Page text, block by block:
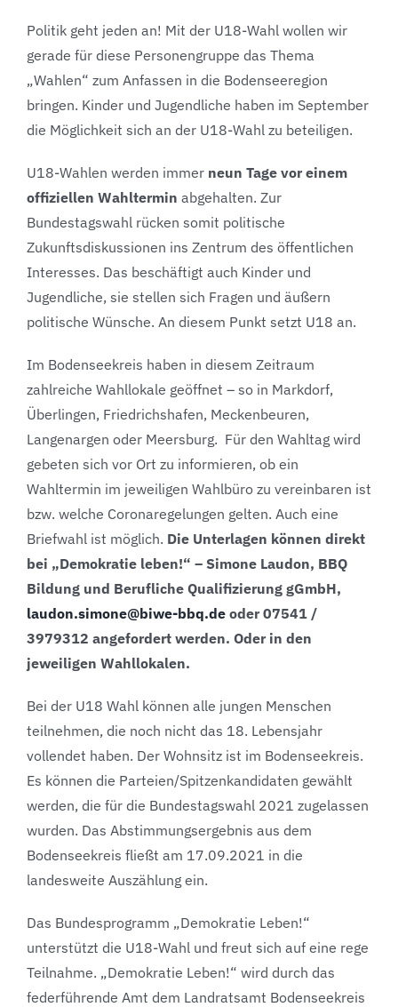
Politik geht jeden an! Mit der U18-Wahl wollen wir
gerade für diese Personengruppe das Thema
„Wahlen“ zum Anfassen in die Bodenseeregion
bringen. Kinder und Jugendliche haben im September
die Möglichkeit sich an der U18-Wahl zu beteiligen.
U18-Wahlen werden immer neun Tage vor einem
offiziellen Wahltermin abgehalten. Zur
Bundestagswahl rücken somit politische
Zukunftsdiskussionen ins Zentrum des öffentlichen
Interesses. Das beschäftigt auch Kinder und
Jugendliche, sie stellen sich Fragen und äußern
politische Wünsche. An diesem Punkt setzt U18 an.
Im Bodenseekreis haben in diesem Zeitraum
zahlreiche Wahllokale geöffnet – so in Markdorf,
Überlingen, Friedrichshafen, Meckenbeuren,
Langenargen oder Meersburg. Für den Wahltag wird
gebeten sich vor Ort zu informieren, ob ein
Wahltermin im jeweiligen Wahlbüro zu vereinbaren ist
bzw. welche Coronaregelungen gelten. Auch eine
Briefwahl ist möglich. Die Unterlagen können direkt
bei „Demokratie leben!“ – Simone Laudon, BBQ
Bildung und Berufliche Qualifizierung gGmbH,
laudon.simone@biwe-bbq.de oder 07541 /
3979312 angefordert werden. Oder in den
jeweiligen Wahllokalen.
Bei der U18 Wahl können alle jungen Menschen
teilnehmen, die noch nicht das 18. Lebensjahr
vollendet haben. Der Wohnsitz ist im Bodenseekreis.
Es können die Parteien/Spitzenkandidaten gewählt
werden, die für die Bundestagswahl 2021 zugelassen
wurden. Das Abstimmungsergebnis aus dem
Bodenseekreis fließt am 17.09.2021 in die
landesweite Auszählung ein.
Das Bundesprogramm „Demokratie Leben!“
unterstützt die U18-Wahl und freut sich auf eine rege
Teilnahme. „Demokratie Leben!“ wird durch das
federführende Amt dem Landratsamt Bodenseekreis